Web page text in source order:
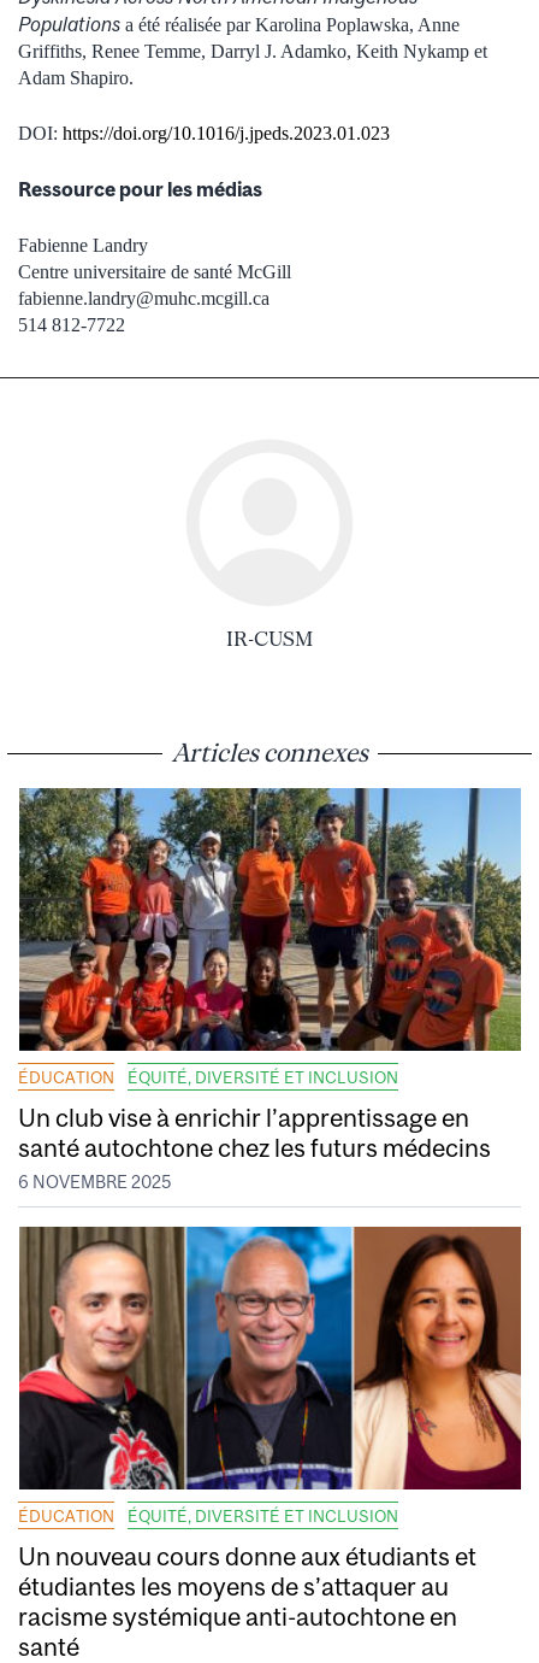
Populations a été réalisée par Karolina Poplawska, Anne
Griffiths, Renee Temme, Darryl J. Adamko, Keith Nykamp et
Adam Shapiro.
DOI: https://doi.org/10.1016/j.jpeds.2023.01.023
Ressource pour les médias
Fabienne Landry
Centre universitaire de santé McGill
fabienne.landry@muhc.mcgill.ca
514 812-7722
IR-CUSM
Articles connexes
ÉDUCATION ÉQUITÉ, DIVERSITÉ ET INCLUSION
Un club vise à enrichir l’apprentissage en
santé autochtone chez les futurs médecins
6 NOVEMBRE 2025
ÉDUCATION ÉQUITÉ, DIVERSITÉ ET INCLUSION
Un nouveau cours donne aux étudiants et
étudiantes les moyens de s’attaquer au
racisme systémique anti-autochtone en
santé